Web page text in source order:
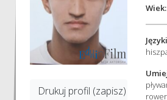
Drukuj profil (zapisz)
Języki